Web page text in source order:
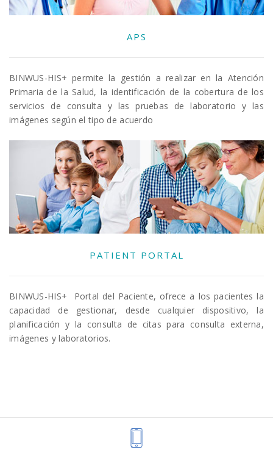
APS
BINWUS-HIS+ permite la gestión a realizar en la Atención
Primaria de la Salud, la identificación de la cobertura de los
servicios de consulta y las pruebas de laboratorio y las
imágenes según el tipo de acuerdo
PATIENT PORTAL
BINWUS-HIS+ Portal del Paciente, ofrece a los pacientes la
capacidad de gestionar, desde cualquier dispositivo, la
planificación y la consulta de citas para consulta externa,
imágenes y laboratorios.